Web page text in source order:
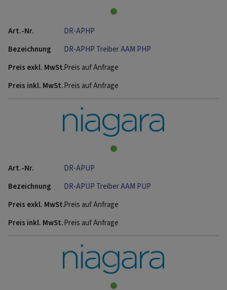
DR-APHP
DR-APHP Treiber AAM PHP
Preis auf Anfrage
Preis auf Anfrage
DR-APUP
DR-APUP Treiber AAM PUP
Preis auf Anfrage
Preis auf Anfrage